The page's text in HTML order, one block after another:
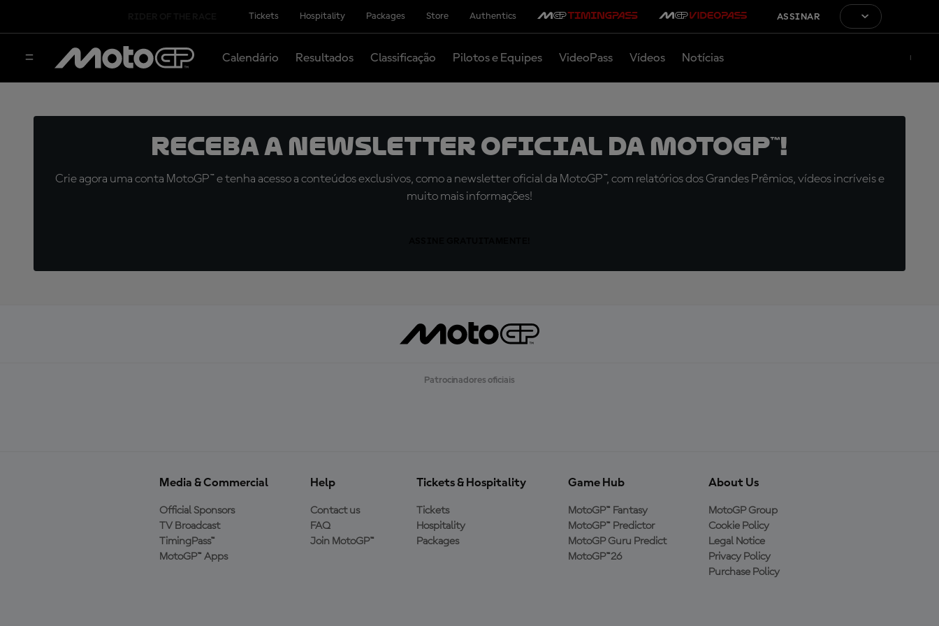
Tickets Hospitality Packages Store Authentics ASSINAR
Calendário Resultados Classificação Pilotos e Equipes VideoPass Vídeos Notícias
Receba a newsletter oficial da MotoGP™!
Crie agora uma conta MotoGP™ e tenha acesso a conteúdos exclusivos, como a newsletter oficial da MotoGP™, com relatórios dos Grandes Prêmios, vídeos incríveis e
muito mais informações!
Patrocinadores oficiais
Media & Commercial
Official Sponsors
TV Broadcast
TimingPass™
MotoGP™ Apps
Help
Contact us
FAQ
Join MotoGP™
Tickets & Hospitality
Tickets
Hospitality
Packages
Game Hub
MotoGP™ Fantasy
MotoGP™ Predictor
MotoGP Guru Predict
MotoGP™26
About Us
MotoGP Group
Cookie Policy
Legal Notice
Privacy Policy
Purchase Policy